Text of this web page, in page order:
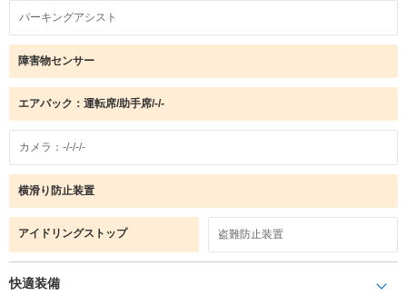
パーキングアシスト
障害物センサー
エアバック：運転席/助手席/-/-
カメラ：-/-/-/-
横滑り防止装置
アイドリングストップ 盗難防止装置
快適装備